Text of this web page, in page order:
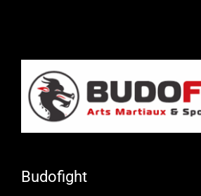
Tarifs & horaires
Budofight